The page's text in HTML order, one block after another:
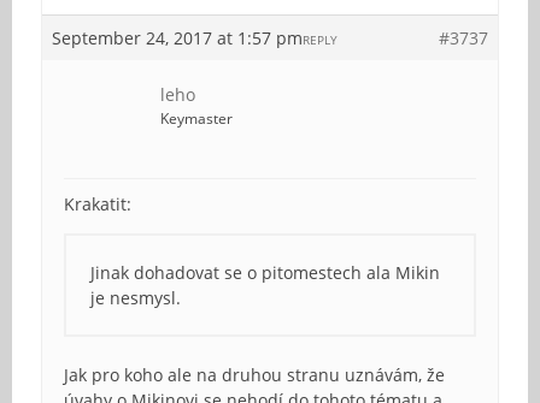
September 24, 2017 at 1:57 pm #3737
REPLY
leho
Keymaster
Krakatit:
Jinak dohadovat se o pitomestech ala Mikin
je nesmysl.
Jak pro koho ale na druhou stranu uznávám, že